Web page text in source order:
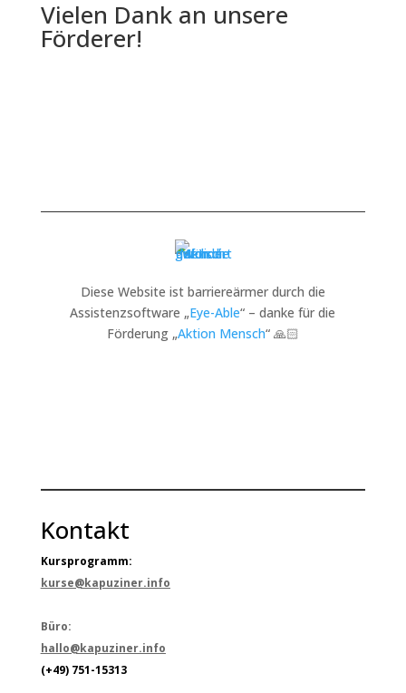
Vielen Dank an unsere
Förderer!
Diese Website ist barriereärmer durch die
Assistenzsoftware „Eye-Able“ – danke für die
Förderung „Aktion Mensch“ 🙏🏻
Kontakt
Kursprogramm:
kurse@kapuziner.info
Büro:
hallo@kapuziner.info
(+49) 751-15313